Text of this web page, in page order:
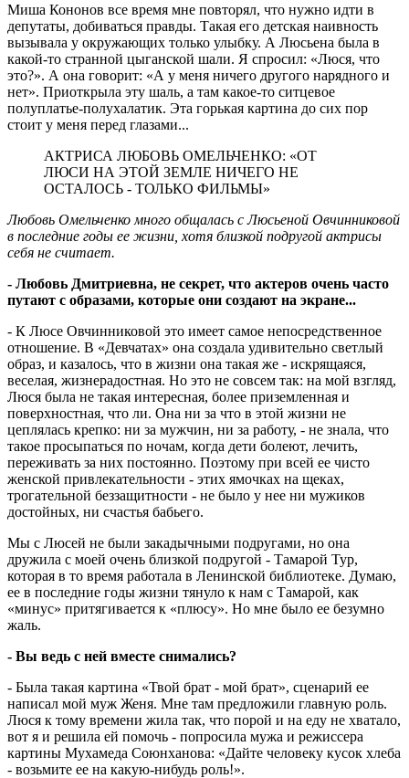
Миша Кононов все время мне повторял, что нужно идти в
депутаты, добиваться правды. Такая его детская наивность
вызывала у окружающих только улыбку. А Люсьена была в
какой-то странной цыганской шали. Я спросил: «Люся, что
это?». А она говорит: «А у меня ничего другого нарядного и
нет». Приоткрыла эту шаль, а там какое-то ситцевое
полуплатье-полухалатик. Эта горькая картина до сих пор
стоит у меня перед глазами...
АКТРИСА ЛЮБОВЬ ОМЕЛЬЧЕНКО: «ОТ
ЛЮСИ НА ЭТОЙ ЗЕМЛЕ НИЧЕГО НЕ
ОСТАЛОСЬ - ТОЛЬКО ФИЛЬМЫ»
Любовь Омельченко много общалась с Люсьеной Овчинниковой
в последние годы ее жизни, хотя близкой подругой актрисы
себя не считает.
- Любовь Дмитриевна, не секрет, что актеров очень часто
путают с образами, которые они создают на экране...
- К Люсе Овчинниковой это имеет самое непосредственное
отношение. В «Девчатах» она создала удивительно светлый
образ, и казалось, что в жизни она такая же - искрящаяся,
веселая, жизнерадостная. Но это не совсем так: на мой взгляд,
Люся была не такая интересная, более приземленная и
поверхностная, что ли. Она ни за что в этой жизни не
цеплялась крепко: ни за мужчин, ни за работу, - не знала, что
такое просыпаться по ночам, когда дети болеют, лечить,
переживать за них постоянно. Поэтому при всей ее чисто
женской привлекательности - этих ямочках на щеках,
трогательной беззащитности - не было у нее ни мужиков
достойных, ни счастья бабьего.
Мы с Люсей не были закадычными подругами, но она
дружила с моей очень близкой подругой - Тамарой Тур,
которая в то время работала в Ленинской библиотеке. Думаю,
ее в последние годы жизни тянуло к нам с Тамарой, как
«минус» притягивается к «плюсу». Но мне было ее безумно
жаль.
- Вы ведь с ней вместе снимались?
- Была такая картина «Твой брат - мой брат», сценарий ее
написал мой муж Женя. Мне там предложили главную роль.
Люся к тому времени жила так, что порой и на еду не хватало,
вот я и решила ей помочь - попросила мужа и режиссера
картины Мухамеда Союнханова: «Дайте человеку кусок хлеба
- возьмите ее на какую-нибудь роль!».